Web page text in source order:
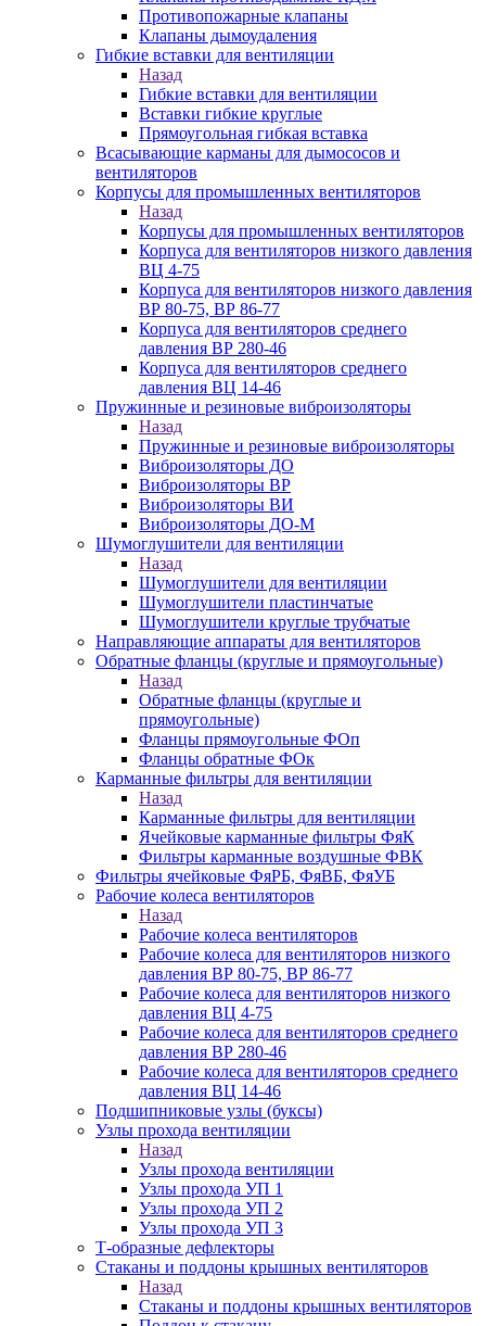
Противопожарные клапаны
Клапаны дымоудаления
Гибкие вставки для вентиляции
Назад
Гибкие вставки для вентиляции
Вставки гибкие круглые
Прямоугольная гибкая вставка
Всасывающие карманы для дымососов и
вентиляторов
Корпусы для промышленных вентиляторов
Назад
Корпусы для промышленных вентиляторов
Корпуса для вентиляторов низкого давления
ВЦ 4-75
Корпуса для вентиляторов низкого давления
ВР 80-75, ВР 86-77
Корпуса для вентиляторов среднего
давления ВР 280-46
Корпуса для вентиляторов среднего
давления ВЦ 14-46
Пружинные и резиновые виброизоляторы
Назад
Пружинные и резиновые виброизоляторы
Виброизоляторы ДО
Виброизоляторы ВР
Виброизоляторы ВИ
Виброизоляторы ДО-М
Шумоглушители для вентиляции
Назад
Шумоглушители для вентиляции
Шумоглушители пластинчатые
Шумоглушители круглые трубчатые
Направляющие аппараты для вентиляторов
Обратные фланцы (круглые и прямоугольные)
Назад
Обратные фланцы (круглые и
прямоугольные)
Фланцы прямоугольные ФОп
Фланцы обратные ФОк
Карманные фильтры для вентиляции
Назад
Карманные фильтры для вентиляции
Ячейковые карманные фильтры ФяК
Фильтры карманные воздушные ФВК
Фильтры ячейковые ФяРБ, ФяВБ, ФяУБ
Рабочие колеса вентиляторов
Назад
Рабочие колеса вентиляторов
Рабочие колеса для вентиляторов низкого
давления ВР 80-75, ВР 86-77
Рабочие колеса для вентиляторов низкого
давления ВЦ 4-75
Рабочие колеса для вентиляторов среднего
давления ВР 280-46
Рабочие колеса для вентиляторов среднего
давления ВЦ 14-46
Подшипниковые узлы (буксы)
Узлы прохода вентиляции
Назад
Узлы прохода вентиляции
Узлы прохода УП 1
Узлы прохода УП 2
Узлы прохода УП 3
Т-образные дефлекторы
Стаканы и поддоны крышных вентиляторов
Назад
Стаканы и поддоны крышных вентиляторов